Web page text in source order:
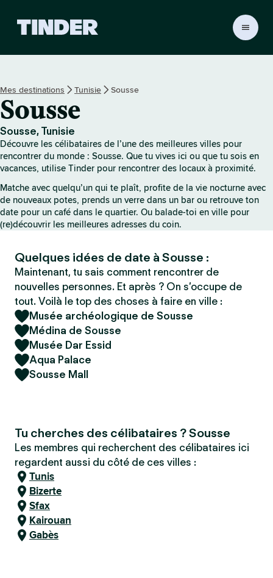
i
n
d
e
Mes destinations Tunisie Sousse
Sousse
Sousse, Tunisie
Découvre les célibataires de l’une des meilleures villes pour
rencontrer du monde : Sousse. Que tu vives ici ou que tu sois en
vacances, utilise Tinder pour rencontrer des locaux à proximité.
Matche avec quelqu’un qui te plaît, profite de la vie nocturne avec
de nouveaux potes, prends un verre dans un bar ou retrouve ton
date pour un café dans le quartier. Ou balade-toi en ville pour
(re)découvrir les meilleures adresses du coin.
Quelques idées de date à Sousse :
Maintenant, tu sais comment rencontrer de
nouvelles personnes. Et après ? On s’occupe de
tout. Voilà le top des choses à faire en ville :
Musée archéologique de Sousse
Médina de Sousse
Musée Dar Essid
Aqua Palace
Sousse Mall
Tu cherches des célibataires ? Sousse
Les membres qui recherchent des célibataires ici
regardent aussi du côté de ces villes :
Tunis
Bizerte
Sfax
Kairouan
Gabès